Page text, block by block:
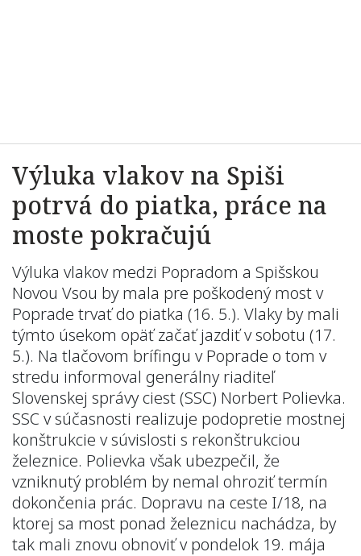
Výluka vlakov na Spiši
potrvá do piatka, práce na
moste pokračujú
Výluka vlakov medzi Popradom a Spišskou
Novou Vsou by mala pre poškodený most v
Poprade trvať do piatka (16. 5.). Vlaky by mali
týmto úsekom opäť začať jazdiť v sobotu (17.
5.). Na tlačovom brífingu v Poprade o tom v
stredu informoval generálny riaditeľ
Slovenskej správy ciest (SSC) Norbert Polievka.
SSC v súčasnosti realizuje podopretie mostnej
konštrukcie v súvislosti s rekonštrukciou
železnice. Polievka však ubezpečil, že
vzniknutý problém by nemal ohroziť termín
dokončenia prác. Dopravu na ceste I/18, na
ktorej sa most ponad železnicu nachádza, by
tak mali znovu obnoviť v pondelok 19. mája